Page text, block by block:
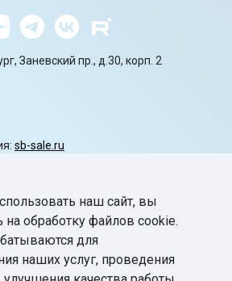
Заневский пр., д.30, корп. 2
sb-sale.ru
наш сайт, вы
на обработку файлов cookie.
для
наших услуг, проведения